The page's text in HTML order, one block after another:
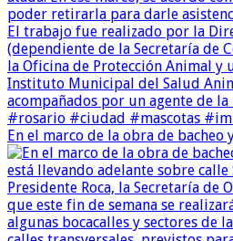
En el marco de la obra de bacheo